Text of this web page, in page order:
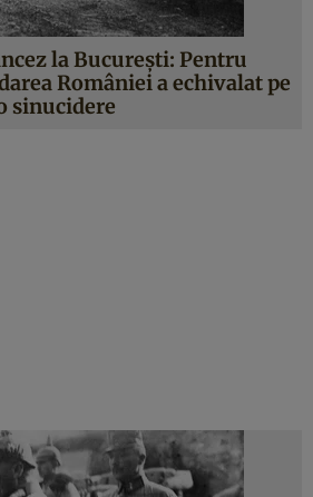
la București: Pentru
României a echivalat pe
sinucidere